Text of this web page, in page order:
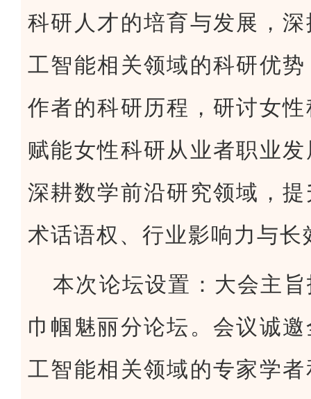
科研人才的培育与发展，
工智能相关领域的科研优
作者的科研历程，研讨女
赋能女性科研从业者职业
深耕数学前沿研究领域，
术话语权、行业影响力与长
本次论坛设置：大会主
巾帼魅丽分论坛。会议诚
工智能相关领域的专家学